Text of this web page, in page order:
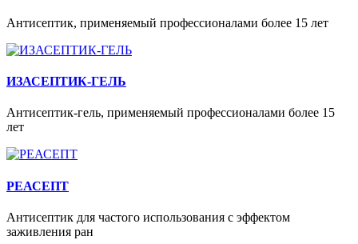
Антисептик, применяемый профессионалами более 15 лет
ИЗАСЕПТИК-ГЕЛЬ
Антисептик-гель, применяемый профессионалами более 15
лет
РЕАСЕПТ
Антисептик для частого использования с эффектом
заживления ран